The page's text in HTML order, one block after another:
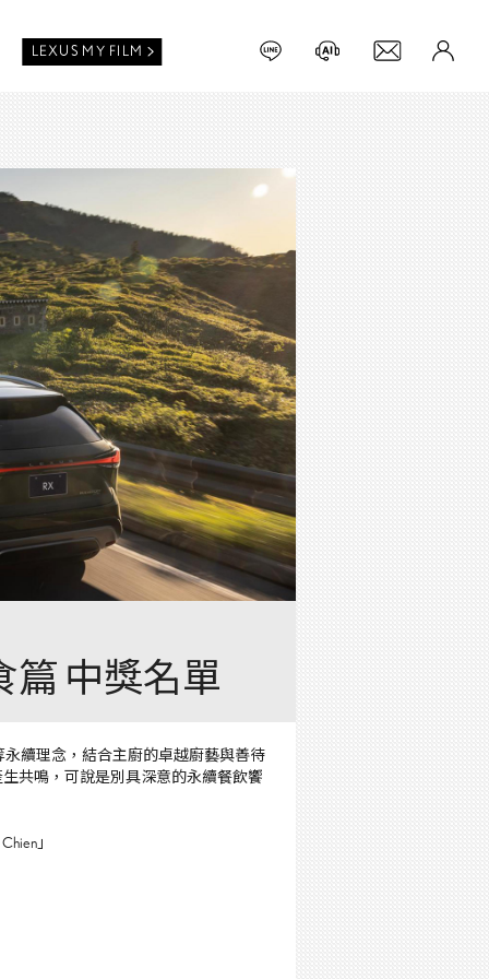
LEXUS MY FILM
篇 中獎名單
續理念，結合主廚的卓越廚藝與善待
共鳴，可說是別具深意的永續餐飲饗
」